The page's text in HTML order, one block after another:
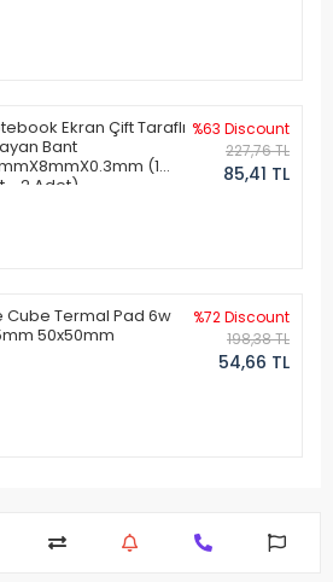
Ekran Çift Taraflı
Bant
(1
- 2 Adet)
%63 Discount
227,76 TL
85,41 TL
Cube Termal Pad 6w
50x50mm
%72 Discount
198,38 TL
54,66 TL